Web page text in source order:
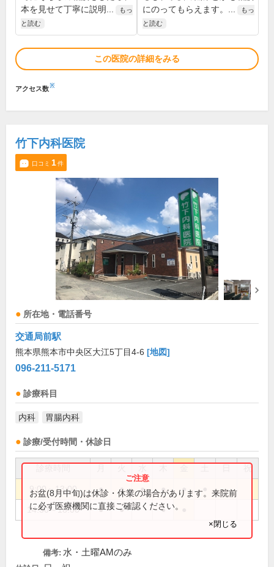
本を見せて丁寧に説明...
もっ
と読む
にのってもらえます。...
もっ
と読む
この医院の詳細をみる
アクセス数※
竹下内科医院
口コミ 1件
所在地・電話番号
交通局前駅
熊本県熊本市中央区大江5丁目4-6 [地図]
096-211-5171
診療科目
内科 胃腸内科
診療/受付時間・休診日
祝
9:00～13:00 ● ● ● ● ●
14:30～18:00 ● ● ●
お盆(8月中旬)は休診・休業の場合があります。来院前
に必ず医療機関に直接ご確認ください。
×閉じる
備考: 水・土曜AMのみ